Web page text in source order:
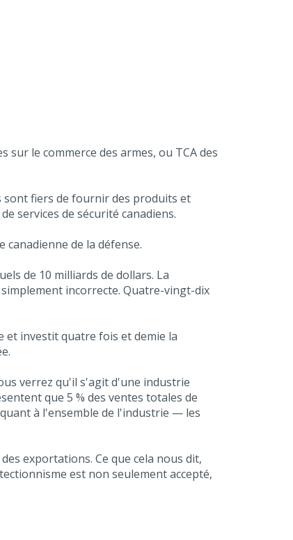
le commerce des armes, ou TCA des
sont fiers de fournir des produits et
services de sécurité canadiens.
de la défense.
de 10 milliards de dollars. La
incorrecte. Quatre-vingt-dix
et investit quatre fois et demie la
verrez qu'il s'agit d'une industrie
que 5 % des ventes totales de
à l'ensemble de l'industrie — les
exportations. Ce que cela nous dit,
est non seulement accepté,